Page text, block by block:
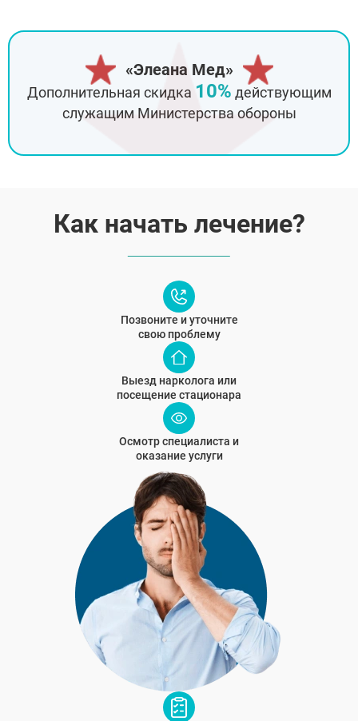
«Элеана Мед»
Дополнительная скидка 10% действующим
служащим Министерства обороны
Как начать лечение?
Позвоните и уточните
свою проблему
Выезд нарколога или
посещение стационара
Осмотр специалиста и
оказание услуги